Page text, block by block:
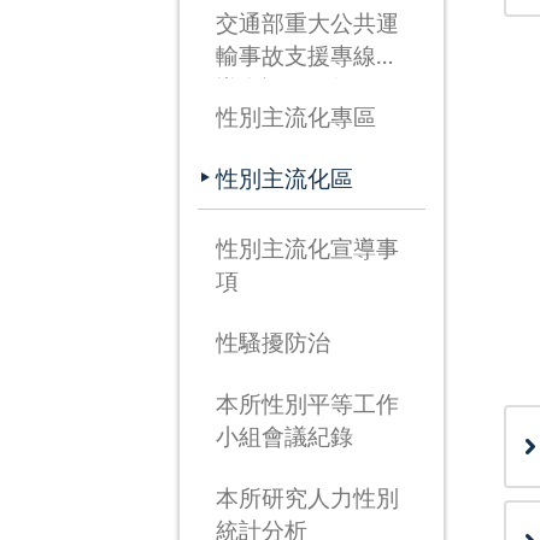
交通部重大公共運
輸事故支援專線宣
26日啟用)
性別主流化專區
性別主流化區
性別主流化宣導事
項
性騷擾防治
本所性別平等工作
小組會議紀錄
本所研究人力性別
統計分析